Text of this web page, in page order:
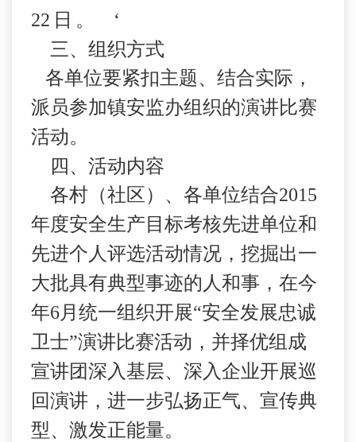
22 日 。
‘
三、组织方式
各单位要紧扣主题、结合实际，
派员参加镇安监办组织的演讲比赛
活动。
四、活动内容
各村（社区）、各单位结合2015
年度安全生产目标考核先进单位和
先进个人评选活动情况，挖掘出一
大批具有典型事迹的人和事，在今
年6月统一组织开展“安全发展忠诚
卫士”演讲比赛活动，并择优组成
宣讲团深入基层、深入企业开展巡
回演讲，进一步弘扬正气、宣传典
型、激发正能量。